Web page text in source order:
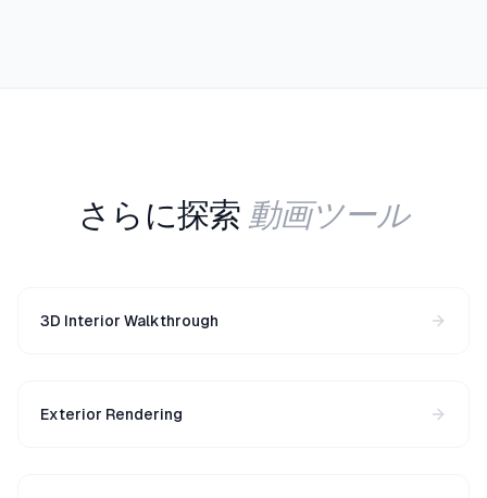
さらに探索 動画ツール
3D Interior Walkthrough
Exterior Rendering